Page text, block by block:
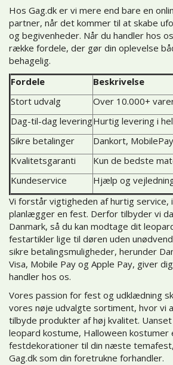
Hos Gag.dk er vi mere end bare en
partner, når det kommer til at skabe
og begivenheder. Når du handler hos
række fordele, der gør din oplevelse
behagelig.
Fordele
Beskrivelse
Stort udvalg
Over 10.000+
Dag-til-dag leveringHurtig levering i
Sikre betalinger
Dankort,
Kvalitetsgaranti
Kun de bedste
Kundeservice
Hjælp og
Vi forstår vigtigheden af hurtig service,
planlægger en fest. Derfor tilbyder vi
Danmark, så du kan modtage dit
festartikler lige til døren uden
sikre betalingsmuligheder, herunder
Visa, Mobile Pay og Apple Pay, giver
handler hos os.
Vores passion for fest og udklædning
vores nøje udvalgte sortiment, hvor
tilbyde produkter af høj kvalitet.
leopard kostume, Halloween kostumer
festdekorationer til din næste
Gag.dk som din foretrukne forhandler.